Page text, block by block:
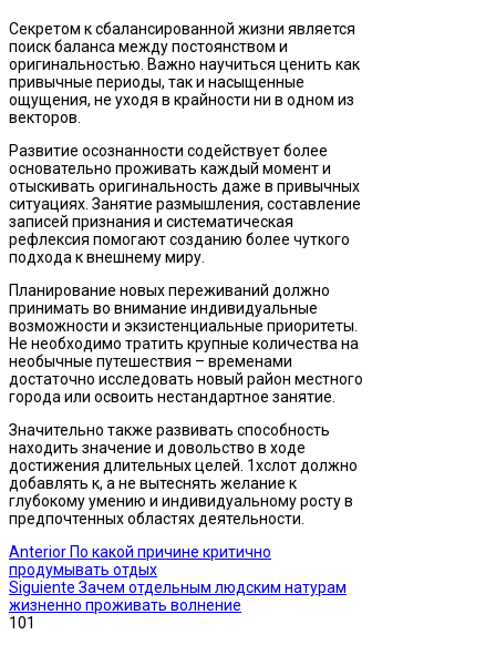
Секретом к сбалансированной жизни является
поиск баланса между постоянством и
оригинальностью. Важно научиться ценить как
привычные периоды, так и насыщенные
ощущения, не уходя в крайности ни в одном из
векторов.
Развитие осознанности содействует более
основательно проживать каждый момент и
отыскивать оригинальность даже в привычных
ситуациях. Занятие размышления, составление
записей признания и систематическая
рефлексия помогают созданию более чуткого
подхода к внешнему миру.
Планирование новых переживаний должно
принимать во внимание индивидуальные
возможности и экзистенциальные приоритеты.
Не необходимо тратить крупные количества на
необычные путешествия – временами
достаточно исследовать новый район местного
города или освоить нестандартное занятие.
Значительно также развивать способность
находить значение и довольство в ходе
достижения длительных целей. 1хслот должно
добавлять к, а не вытеснять желание к
глубокому умению и индивидуальному росту в
предпочтенных областях деятельности.
Anterior По какой причине критично
продумывать отдых
Siguiente Зачем отдельным людским натурам
жизненно проживать волнение
101